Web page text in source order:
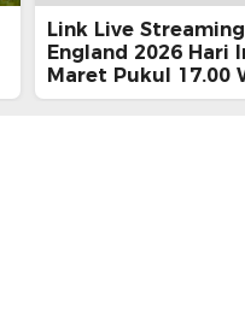
Link Live
England 2026 Hari
Maret Pukul 17.00